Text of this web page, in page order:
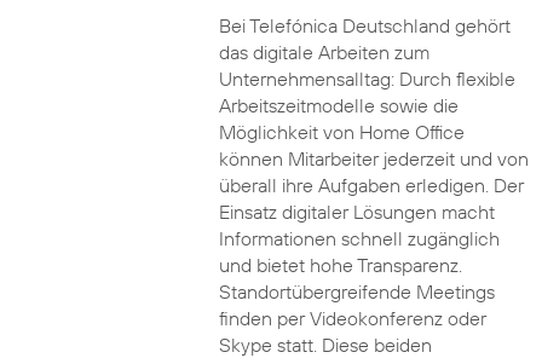
Bei Telefónica Deutschland gehört
das digitale Arbeiten zum
Unternehmensalltag: Durch flexible
Arbeitszeitmodelle sowie die
Möglichkeit von Home Office
können Mitarbeiter jederzeit und von
überall ihre Aufgaben erledigen. Der
Einsatz digitaler Lösungen macht
Informationen schnell zugänglich
und bietet hohe Transparenz.
Standortübergreifende Meetings
finden per Videokonferenz oder
Skype statt. Diese beiden